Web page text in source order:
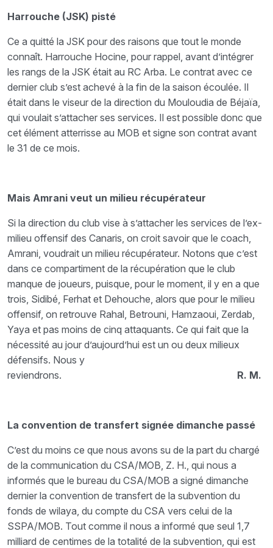
Harrouche (JSK) pisté
Ce a quitté la JSK pour des raisons que tout le monde
connaît. Harrouche Hocine, pour rappel, avant d’intégrer
les rangs de la JSK était au RC Arba. Le contrat avec ce
dernier club s’est achevé à la fin de la saison écoulée. Il
était dans le viseur de la direction du Mouloudia de Béjaïa,
qui voulait s’attacher ses services. Il est possible donc que
cet élément atterrisse au MOB et signe son contrat avant
le 31 de ce mois.
Mais Amrani veut un milieu récupérateur
Si la direction du club vise à s’attacher les services de l’ex-
milieu offensif des Canaris, on croit savoir que le coach,
Amrani, voudrait un milieu récupérateur. Notons que c’est
dans ce compartiment de la récupération que le club
manque de joueurs, puisque, pour le moment, il y en a que
trois, Sidibé, Ferhat et Dehouche, alors que pour le milieu
offensif, on retrouve Rahal, Betrouni, Hamzaoui, Zerdab,
Yaya et pas moins de cinq attaquants. Ce qui fait que la
nécessité au jour d’aujourd’hui est un ou deux milieux
défensifs. Nous y
reviendrons. R. M.
La convention de transfert signée dimanche passé
C’est du moins ce que nous avons su de la part du chargé
de la communication du CSA/MOB, Z. H., qui nous a
informés que le bureau du CSA/MOB a signé dimanche
dernier la convention de transfert de la subvention du
fonds de wilaya, du compte du CSA vers celui de la
SSPA/MOB. Tout comme il nous a informé que seul 1,7
milliard de centimes de la totalité de la subvention, qui est